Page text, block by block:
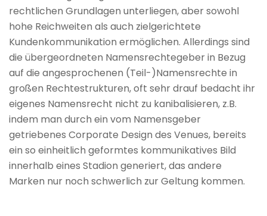
rechtlichen Grundlagen unterliegen, aber sowohl
hohe Reichweiten als auch zielgerichtete
Kundenkommunikation ermöglichen. Allerdings sind
die übergeordneten Namensrechtegeber in Bezug
auf die angesprochenen (Teil-)Namensrechte in
großen Rechtestrukturen, oft sehr drauf bedacht ihr
eigenes Namensrecht nicht zu kanibalisieren, z.B.
indem man durch ein vom Namensgeber
getriebenes Corporate Design des Venues, bereits
ein so einheitlich geformtes kommunikatives Bild
innerhalb eines Stadion generiert, das andere
Marken nur noch schwerlich zur Geltung kommen.